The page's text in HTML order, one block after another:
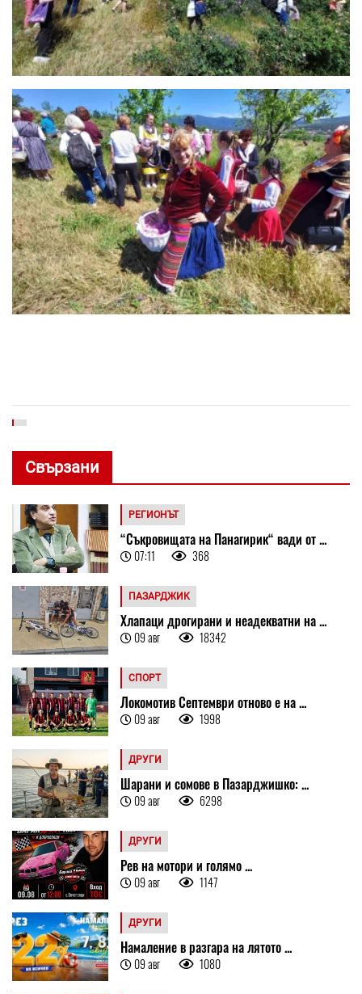
Свързани
РЕГИОНЪТ
“Съкровищата на Панагирик“ вади от ...
07:11 368
ПАЗАРДЖИК
Хлапаци дрогирани и неадекватни на ...
09 авг 18342
СПОРТ
Локомотив Септември отново е на ...
09 авг 1998
ДРУГИ
Шарани и сомове в Пазарджишко: ...
09 авг 6298
ДРУГИ
Рев на мотори и голямо ...
09 авг 1147
ДРУГИ
Намаление в разгара на лятото ...
09 авг 1080